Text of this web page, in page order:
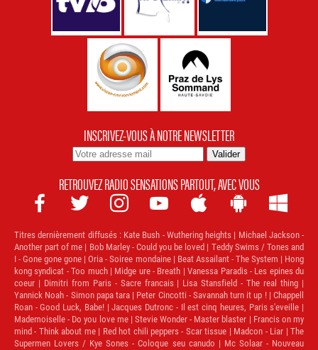
INSCRIVEZ-VOUS À NOTRE NEWSLETTER
RETROUVEZ RADIO SENSATIONS PARTOUT, AVEC VOUS
      
Titres dernièrement diffusés :Kate Bush - Wuthering heights | Michael Jackson -
Another part of me | Bob Marley - Could you be loved | Teddy Swims / Tones and
I - Gone gone gone | Oria - Soiree mondaine | Beat Assailant - The System | Hong
kong syndicat - Too much | Midge ure - Breath | Vanessa Paradis - Les epines du
coeur | Dimitri from Paris - Sacre francais | Lisa Stansfield - The real thing |
Yannick Noah - Simon papa tara | Peter Cincotti - Savannah turn it up ! | Chappell
Roan - Good Luck, Babe! | Jacques Dutronc - Il est cinq heures, Paris s'eveille |
Mademoiselle - Do you love me | Stevie Wonder - Master blaster | Francis on my
mind - Think about me | Red hot chili peppers - Scar tissue | Madcon - Liar | The
Supermen Lovers / Kye Sones - Coloque seu canudo | Mc Solaar - Nouveau